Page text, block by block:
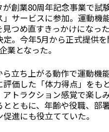
創業80周年記念事業で試
サービスに参加。運動機
つめ直すきっかけになっ
。今年5月から正式提供
業となった。
立ち上がる動作で運動機
価した「体力得点」をもと
トラクション感覚で楽し
ともに、年齢や役職、部
進にも役立てていた。